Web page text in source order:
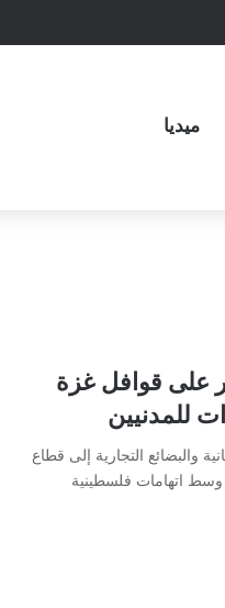
ميديا
على قوافل غزة
للمدنيين
والبضائع التجارية إلى قطاع
اتهامات فلسطينية